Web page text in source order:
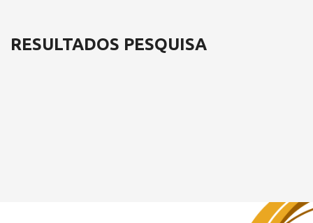
RESULTADOS PESQUISA